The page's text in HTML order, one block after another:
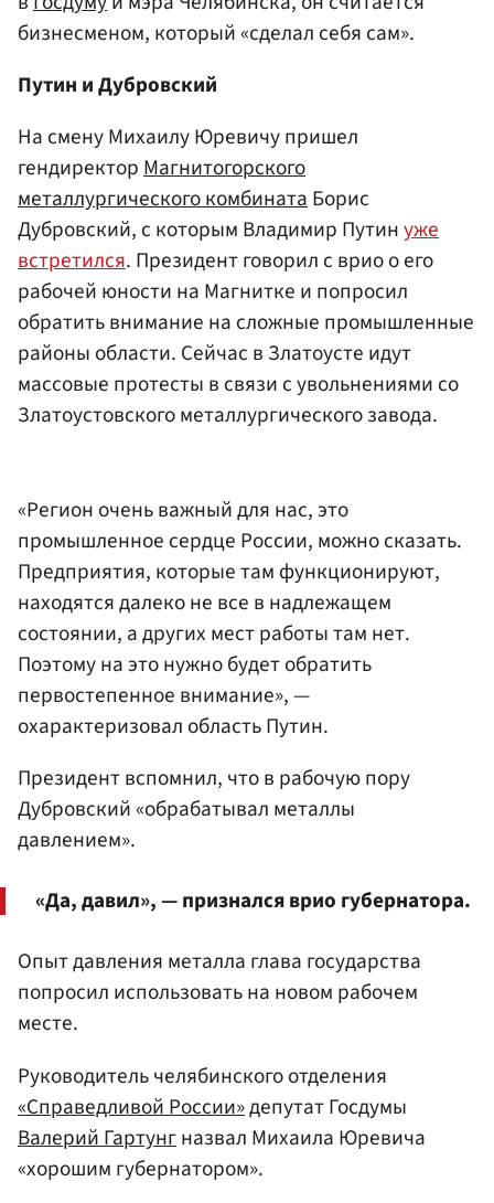
бизнесменом, который «сделал себя сам».
Путин и Дубровский
На смену Михаилу Юревичу пришел
гендиректорМагнитогорского
металлургического комбинатаБорис
Дубровский, с которым Владимир Путинуже
встретился. Президент говорил с врио о его
рабочей юности на Магнитке и попросил
обратить внимание на сложные промышленные
районы области. Сейчас в Златоусте идут
массовые протесты в связи с увольнениями со
Златоустовского металлургического завода.
«Регион очень важный для нас, это
промышленное сердце России, можно сказать.
Предприятия, которые там функционируют,
находятся далеко не все в надлежащем
состоянии, а других мест работы там нет.
Поэтому на это нужно будет обратить
первостепенное внимание», —
охарактеризовал область Путин.
Президент вспомнил, что в рабочую пору
Дубровский «обрабатывал металлы
давлением».
«Да, давил», — признался врио губернатора.
Опыт давления металла глава государства
попросил использовать на новом рабочем
месте.
Руководитель челябинского отделения
«Справедливой России»депутат Госдумы
Валерий Гартунгназвал Михаила Юревича
«хорошим губернатором».